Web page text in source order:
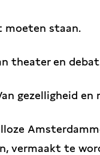
moeten staan.
theater en
gezelligheid en
vermaakt te